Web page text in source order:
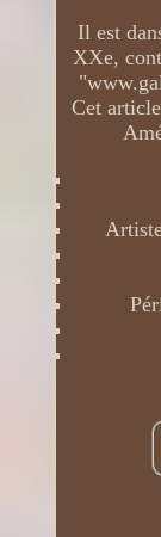
Il est
XXe,
Cet